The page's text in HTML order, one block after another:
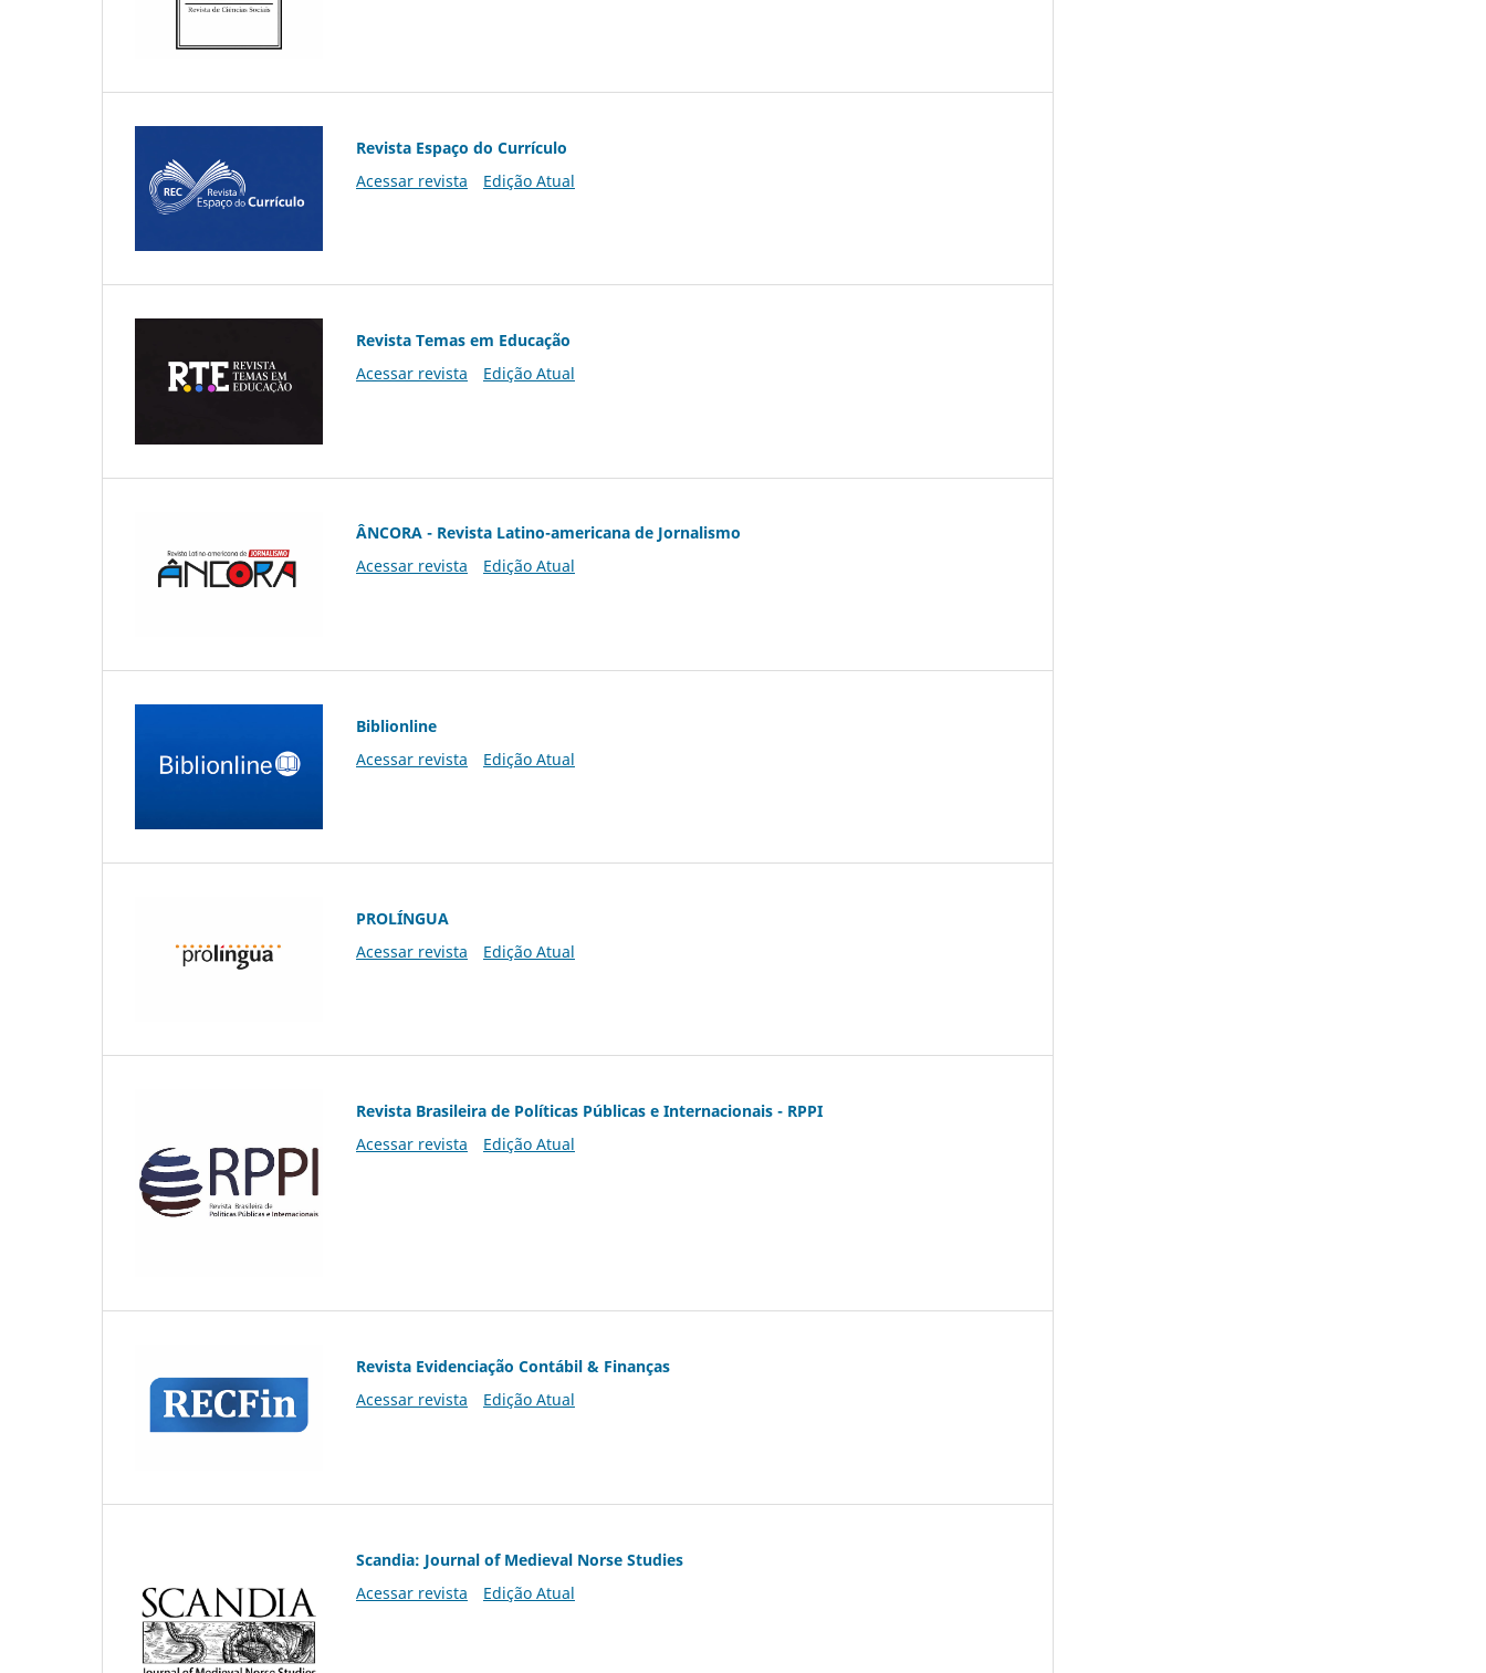
Revista Espaço do Currículo
Acessar revista
Edição Atual
Revista Temas em Educação
Acessar revista
Edição Atual
ÂNCORA - Revista Latino-americana de Jornalismo
Acessar revista
Edição Atual
Biblionline
Acessar revista
Edição Atual
PROLÍNGUA
Acessar revista
Edição Atual
Revista Brasileira de Políticas Públicas e Internacionais - RPPI
Acessar revista
Edição Atual
Revista Evidenciação Contábil & Finanças
Acessar revista
Edição Atual
Scandia: Journal of Medieval Norse Studies
Acessar revista
Edição Atual